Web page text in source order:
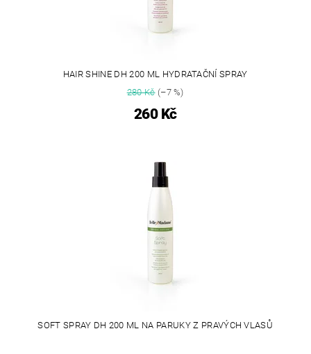
HAIR SHINE DH 200 ML HYDRATAČNÍ SPRAY
280 Kč(–7 %)
260 Kč
SOFT SPRAY DH 200 ML NA PARUKY Z PRAVÝCH VLASŮ